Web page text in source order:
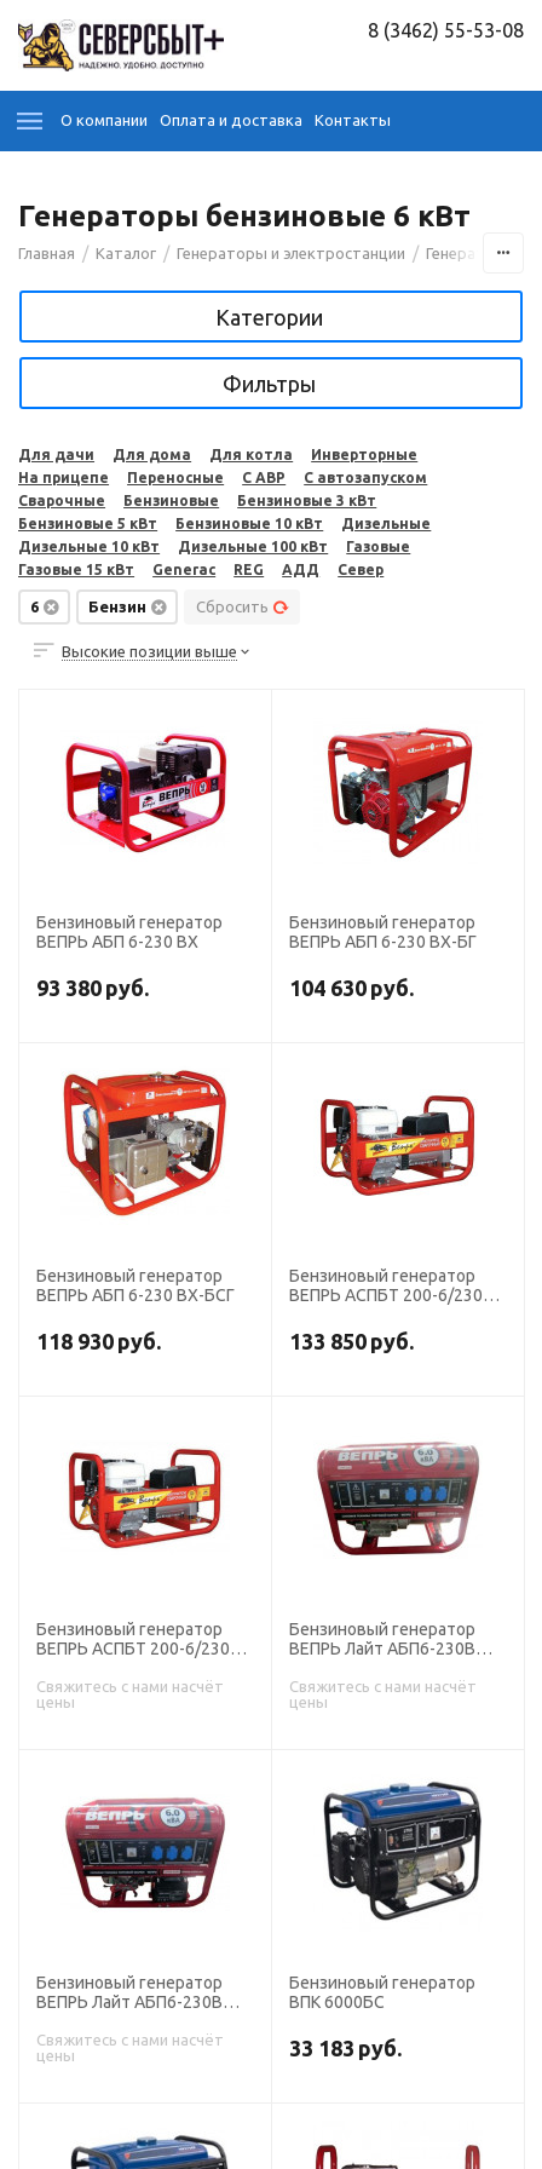
8 (3462) 55-53-08
О компании Оплата и доставка Контакты
Генераторы бензиновые 6 кВт
Главная / Каталог / Генераторы и электростанции / Генераторы
Категории
Фильтры
Для дачи Для дома Для котла
Инверторные
На прицепе
Переносные С АВР
С автозапуском
Сварочные
Бензиновые
Бензиновые 3 кВт
Бензиновые 5 кВт
Бензиновые 10 кВт
Дизельные
Дизельные 10 кВт
Дизельные 100 кВт
Газовые
Газовые 15 кВт
Generac REG АДД Север
6 Бензин Сбросить
Высокие позиции выше
Бензиновый генератор
ВЕПРЬ АБП 6-230 ВХ
93 380 руб.
Бензиновый генератор
ВЕПРЬ АБП 6-230 ВХ-БГ
104 630 руб.
Бензиновый генератор
ВЕПРЬ АБП 6-230 ВХ-БСГ
118 930 руб.
Бензиновый генератор
ВЕПРЬ АСПБТ 200-6/230
133 850 руб.
Бензиновый генератор
ВЕПРЬ АСПБT 200-6/230
Свяжитесь с нами насчёт
цены
Бензиновый генератор
ВЕПРЬ Лайт АБП6-230ВФ-
Свяжитесь с нами насчёт
цены
Бензиновый генератор
ВЕПРЬ Лайт АБП6-230ВФ-
Свяжитесь с нами насчёт
цены
Бензиновый генератор
ВПК 6000БС
33 183 руб.